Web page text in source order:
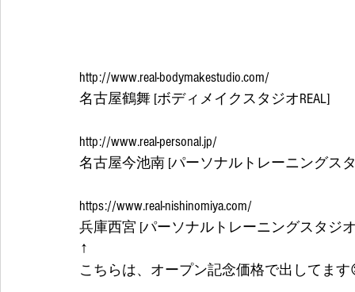
http://www.real-bodymakestudio.com/
名古屋鶴舞 [ボディメイクスタジオREAL]
http://www.real-personal.jp/
名古屋今池南 [パーソナルトレーニングスタ
https://www.real-nishinomiya.com/
兵庫西宮 [パーソナルトレーニングスタジオ
↑
こちらは、オープン記念価格で出してま